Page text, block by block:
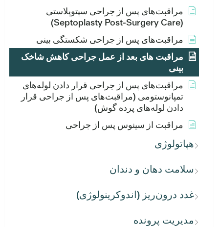
مراقبت‌های پس از جراحی سپتوپلاستی
(Septoplasty Post-Surgery Care)
مراقبت‌های پس از جراحی شکستگی بینی
مراقبت های بعد از عمل جراحی کاهش شاخک
بینی
مراقبت‌های پس از جراحی قرار دادن لوله‌های
تمپانوستومی (مراقبت‌های پس از جراحی قرار
دادن لوله‌های پرده گوش)
مراقبت از سینوس پس از جراحی
هپاتولوژی
سلامت دهان و دندان
غدد درون‌ریز (اندوکرینولوژی)
مدیریت پرونده